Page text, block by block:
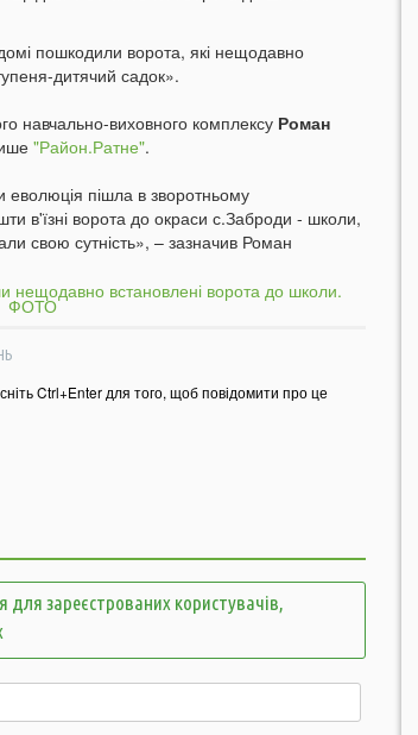
пошкодили ворота, які нещодавно
дитячий садок».
навчально-виховного комплексу Роман
"Район.Ратне".
пішла в зворотньому
в'їзні ворота до окраси с.Заброди - школи,
свою сутність», – зазначив Роман
Ctrl+Enter для того, щоб повідомити про це
зареєстрованих користувачів,